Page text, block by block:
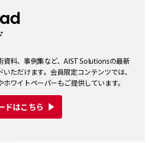
資料、事例集など、AIST Solutionsの最新
ただけます。会員限定コンテンツでは、
ワイトペーパーもご提供しています。
ドはこちら